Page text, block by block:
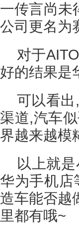
一传言尚未
公司更名为
对于
好的结果是
可以看
渠道,汽车
界越来越模
以上就
华为手机店
造车能否越
里都有哦~